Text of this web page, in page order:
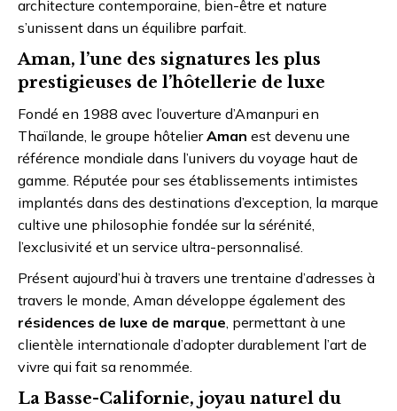
architecture contemporaine, bien-être et nature
s’unissent dans un équilibre parfait.
Aman, l’une des signatures les plus
prestigieuses de l’hôtellerie de luxe
Fondé en 1988 avec l’ouverture d’Amanpuri en
Thaïlande, le groupe hôtelierAman est devenu une
référence mondiale dans l’univers du voyage haut de
gamme. Réputée pour ses établissements intimistes
implantés dans des destinations d’exception, la marque
cultive une philosophie fondée sur la sérénité,
l’exclusivité et un service ultra-personnalisé.
Présent aujourd’hui à travers une trentaine d’adresses à
travers le monde, Aman développe également des
résidences de luxe de marque, permettant à une
clientèle internationale d’adopter durablement l’art de
vivre qui fait sa renommée.
La Basse-Californie, joyau naturel du